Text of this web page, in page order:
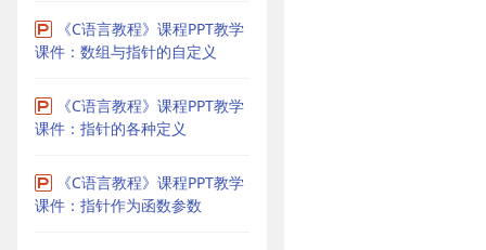
《C语言教程》课程PPT教学
课件：数组与指针的自定义
《C语言教程》课程PPT教学
课件：指针的各种定义
《C语言教程》课程PPT教学
课件：指针作为函数参数